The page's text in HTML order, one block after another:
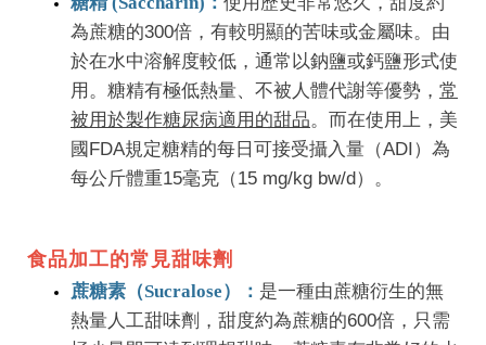
為蔗糖的300倍，有較明顯的苦味或金屬味。由
於在水中溶解度較低，通常以鈉鹽或鈣鹽形式使
用。糖精有極低熱量、不被人體代謝等優勢， 常
被用於製作糖尿病適用的甜品。而在使用上，美
國FDA規定糖精的每日可接受攝入量（ADI）為
每公斤體重15毫克 （15 mg/kg bw/d）。
食品加工的常見甜味劑
蔗糖素（Sucralose）： 是一種由蔗糖衍生的無
熱量人工甜味劑，甜度約為蔗糖的600倍，只需